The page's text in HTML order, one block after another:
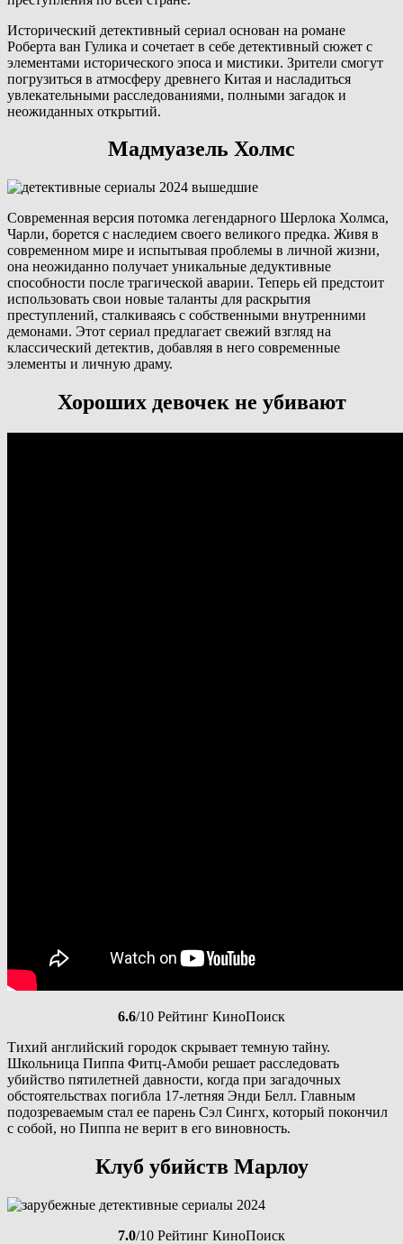
Исторический детективный сериал основан на романе
Роберта ван Гулика и сочетает в себе детективный сюжет с
элементами исторического эпоса и мистики. Зрители смогут
погрузиться в атмосферу древнего Китая и насладиться
увлекательными расследованиями, полными загадок и
неожиданных открытий.
Мадмуазель Холмс
Современная версия потомка легендарного Шерлока Холмса,
Чарли, борется с наследием своего великого предка. Живя в
современном мире и испытывая проблемы в личной жизни,
она неожиданно получает уникальные дедуктивные
способности после трагической аварии. Теперь ей предстоит
использовать свои новые таланты для раскрытия
преступлений, сталкиваясь с собственными внутренними
демонами. Этот сериал предлагает свежий взгляд на
классический детектив, добавляя в него современные
элементы и личную драму.
Хороших девочек не убивают
6.6/10 Рейтинг КиноПоиск
Тихий английский городок скрывает темную тайну.
Школьница Пиппа Фитц-Амоби решает расследовать
убийство пятилетней давности, когда при загадочных
обстоятельствах погибла 17-летняя Энди Белл. Главным
подозреваемым стал ее парень Сэл Сингх, который покончил
с собой, но Пиппа не верит в его виновность.
Клуб убийств Марлоу
7.0/10 Рейтинг КиноПоиск